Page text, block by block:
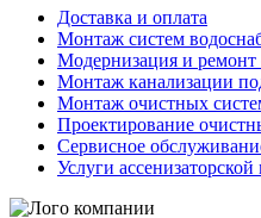
Доставка и оплата
Монтаж систем
Модернизация и
Монтаж канализации
Монтаж очистных
Проектирование
Сервисное
Услуги